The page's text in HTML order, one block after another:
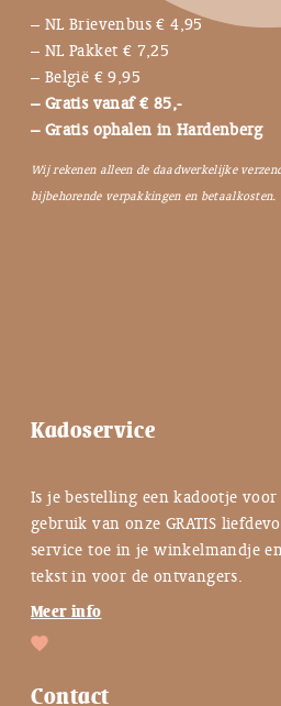
– NL Brievenbus € 4,95
– NL Pakket € 7,25
– België € 9,95
– Gratis vanaf € 85,-
– Gratis ophalen in Hardenberg
Wij rekenen alleen de daadwerkelijke
bijbehorende verpakkingen en betaalkosten.
Kadoservice
Is je bestelling een kadootje
gebruik van onze GRATIS
service toe in je winkelmandje
tekst in voor de ontvangers.
Meer info
Contact